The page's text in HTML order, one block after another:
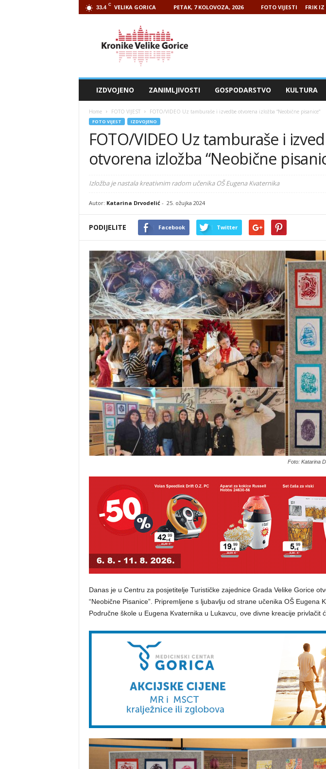
33.4 C VELIKA GORICA PETAK, 7 KOLOVOZA, 2026 FOTO VIJESTI FRIK
IZDVOJENO ZANIMLJIVOSTI GOSPODARSTVO KULTURA
Home FOTO VIJEST FOTO/VIDEO Uz tamburaše i izvedbe otvorena izložba “Neobične pisanice”
FOTO VIJEST IZDVOJENO
FOTO/VIDEO Uz tamburaše i
otvorena izložba “Neobične
Izložba je nastala kreativnim radom učenika OŠ Eugena Kvaternika
Autor: Katarina Drvodelić- 25. ožujka 2024
PODIJELITE Facebook Twitter
Foto: Katarina
Danas je u Centru za posjetitelje Turističke zajednice Grada Velike Gorice
“Neobične Pisanice”. Pripremljene s ljubavlju od strane učenika OŠ Eugena
Područne škole u Eugena Kvaternika u Lukavcu, ove divne kreacije privlačit